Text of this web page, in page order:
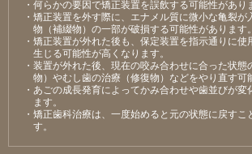
・何らかの要因で矯正装置を誤飲する可能性があり
・矯正装置を外す際に、エナメル質に微⼩な⻲裂
物（補綴物）の⼀部が破損する可能性があります。
・矯正装置が外れた後も、保定装置を指⽰通りに
⽣じる可能性が⾼くなります。
・装置が外れた後、現在の咬み合わせに合った状
物）やむし⻭の治療（修復物）などをやり直す可
・あごの成⻑発育によってかみ合わせや⻭並びが変
ます。
・矯正⻭科治療は、⼀度始めると元の状態に戻すこ
す。